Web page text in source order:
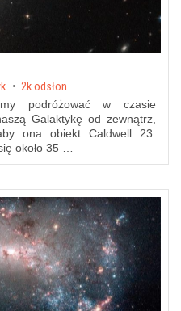
2k odsłon
podróżować w czasie
Galaktykę od zewnątrz,
ona obiekt Caldwell 23.
około 35 …